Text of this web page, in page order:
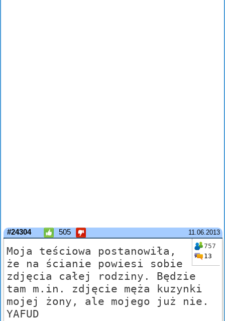
11.06.2013
#24304 505
757
13
Moja teściowa postanowiła,
że na ścianie powiesi sobie
zdjęcia całej rodziny. Będzie
tam m.in. zdjęcie męża kuzynki
mojej żony, ale mojego już nie.
YAFUD